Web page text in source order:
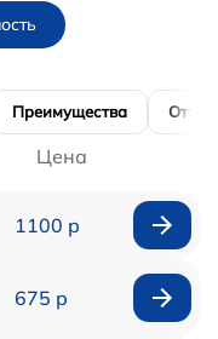
Преимущества
Цена
1100 р
675 р